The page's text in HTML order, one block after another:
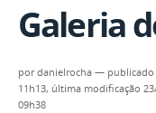
Galeria
pordanielrocha — publicado
11h13, última modificação
09h38